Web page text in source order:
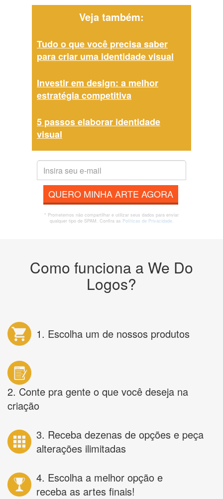
Veja também:
Tudo o que você precisa saber
para criar uma identidade visual
Investir em design: a melhor
estratégia competitiva
5 passos elaborar identidade
visual
QUERO MINHA ARTE AGORA
* Prometemos não compartilhar e utilizar seus dados para enviar
qualquer tipo de SPAM. Confira as Políticas de Privacidade.
Como funciona a We Do
Logos?
1. Escolha um de nossos produtos
2. Conte pra gente o que você deseja na
criação
3. Receba dezenas de opções e peça
alterações ilimitadas
4. Escolha a melhor opção e
receba as artes finais!